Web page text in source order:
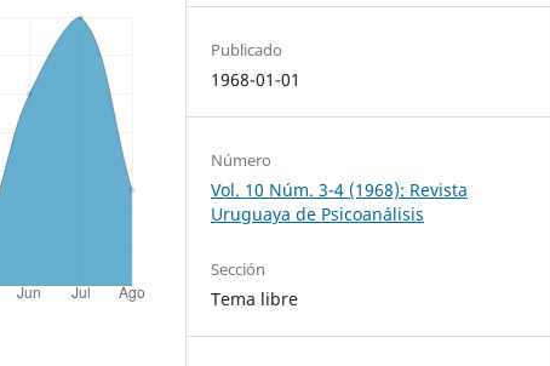
Publicado
1968-01-01
Número
Vol. 10 Núm. 3-4 (1968): Revista
Uruguaya de Psicoanálisis
Sección
Tema libre